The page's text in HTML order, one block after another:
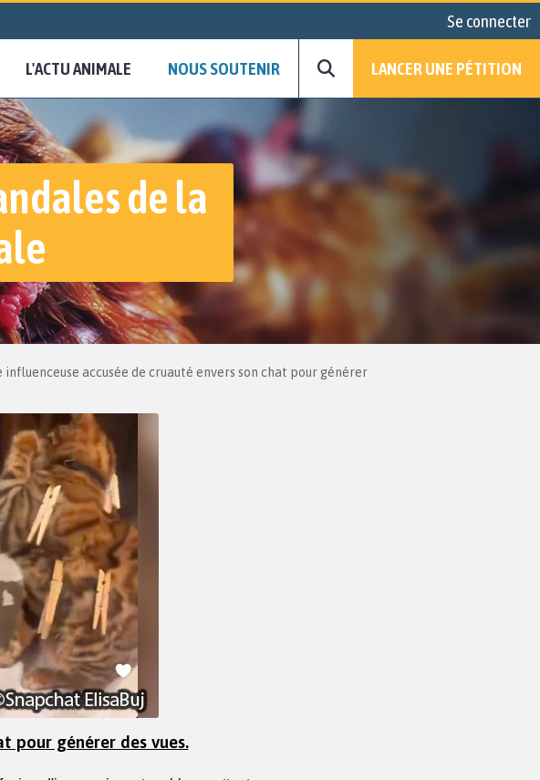
Se connecter
L'ACTU ANIMALE NOUS SOUTENIR LANCER UNE PÉTITION
de la
influenceuse accusée de cruauté envers son chat pour générer
pour générer des vues.